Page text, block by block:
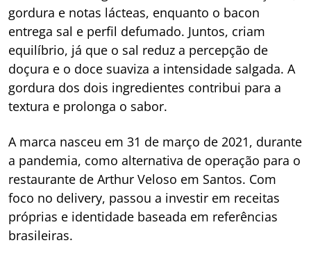
gordura e notas lácteas, enquanto o bacon
entrega sal e perfil defumado. Juntos, criam
equilíbrio, já que o sal reduz a percepção de
doçura e o doce suaviza a intensidade salgada. A
gordura dos dois ingredientes contribui para a
textura e prolonga o sabor.
A marca nasceu em 31 de março de 2021, durante
a pandemia, como alternativa de operação para o
restaurante de Arthur Veloso em Santos. Com
foco no delivery, passou a investir em receitas
próprias e identidade baseada em referências
brasileiras.